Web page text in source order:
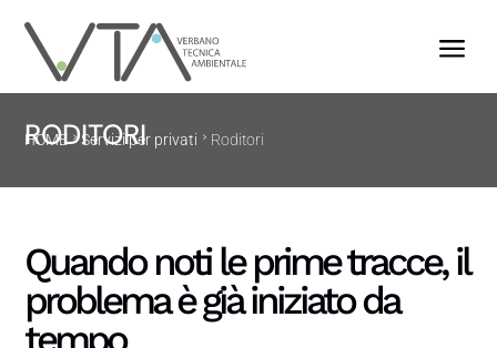
a
RODITORI
HOME Servizi per privati Roditori
Quando noti le prime tracce, il
problema è già iniziato da